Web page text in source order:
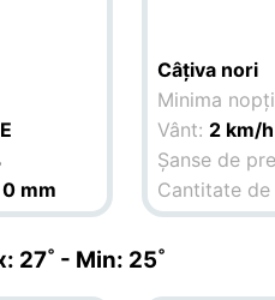
0 mm
Câțiva nori
Minima
Vânt: 2 km/
Șanse de
Cantitate
27˚ - Min: 25˚